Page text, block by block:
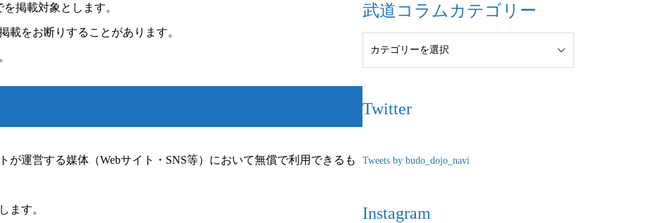
掲載対象とします。
載をお断りすることがあります。
が運営する媒体（Webサイト・SNS等）において無償で利用できるも
ます。
武道コラムカテゴリー
Twitter
Tweets by budo_dojo_navi
Instagram